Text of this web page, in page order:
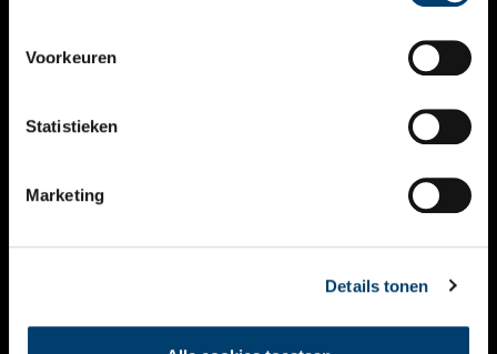
Voorkeuren
Statistieken
Marketing
Details tonen
KALENDER
THEMA’S
VIDEO’S
CONTACT